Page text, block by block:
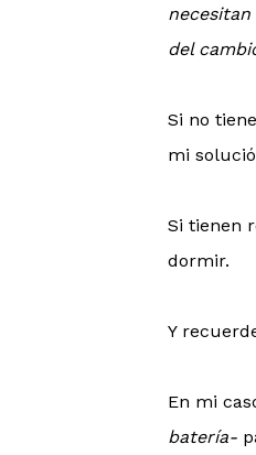
del
Si no
mi
Si tienen
dormir.
Y
En mi
batería-